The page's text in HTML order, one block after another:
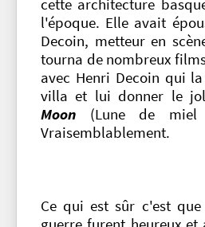
cette architecture
l'époque. Elle avait
Decoin, metteur en
tourna de nombreux
avec Henri Decoin qui
villa et lui donner le
Moon (Lune de miel
Vraisemblablement.
Ce qui est sûr c'est